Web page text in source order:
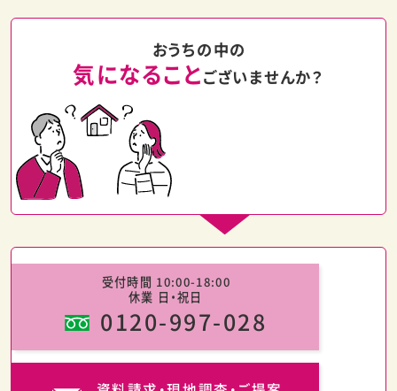
おうちの中の
気になることございませんか？
受付時間 10:00-18:00
休業 日・祝日
0120-997-028